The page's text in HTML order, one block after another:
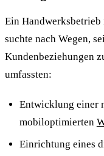
Ein
suchte nach Wegen,
Kundenbeziehungen
umfassten:
Entwicklung einer
mobiloptimierten
Einrichtung eines